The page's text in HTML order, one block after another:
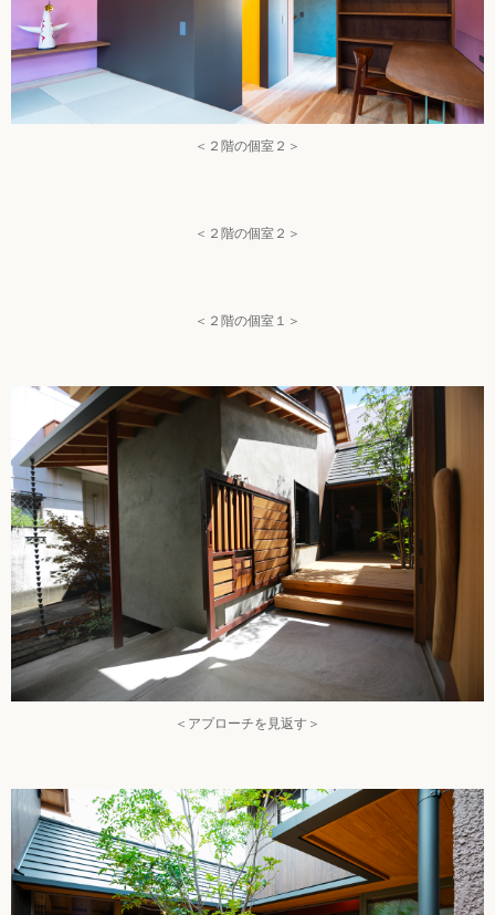
＜２階の個室２＞
＜２階の個室２＞
＜２階の個室１＞
＜アプローチを見返す＞